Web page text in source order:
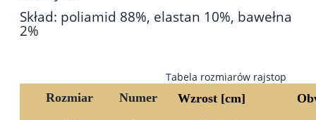
Skład: poliamid 88%, elastan 10%, bawełna
2%
Tabela rozmiarów rajstop
Rozmiar Numer Wzrost [cm]